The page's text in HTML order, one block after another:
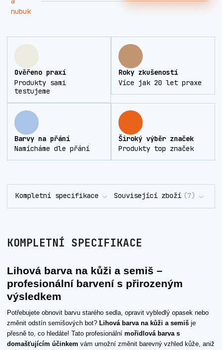
Ověřeno praxí
Produkty sami
testujeme
Roky zkušeností
Více jak 20 let praxe
Barvy na přání
Namícháme dle přání
Široký výběr značek
Produkty top značek
Kompletní specifikace Související zboží 7
KOMPLETNÍ SPECIFIKACE
Lihová barva na kůži a semiš –
profesionální barvení s přirozeným
výsledkem
Potřebujete obnovit barvu starého sedla, opravit vybledlý opasek nebo
změnit odstín semišových bot? Lihová barva na kůži a semiš je
přesně to, co hledáte! Tato profesionální mořidlová barva s
domašťujícím účinkem vám umožní změnit barevný vzhled kůže, aniž